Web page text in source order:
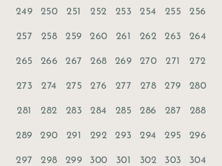
249 250 251 252 253 254 255 256
257 258 259 260 261 262 263 264
265 266 267 268 269 270 271 272
273 274 275 276 277 278 279 280
281 282 283 284 285 286 287 288
289 290 291 292 293 294 295 296
297 298 299 300 301 302 303 304